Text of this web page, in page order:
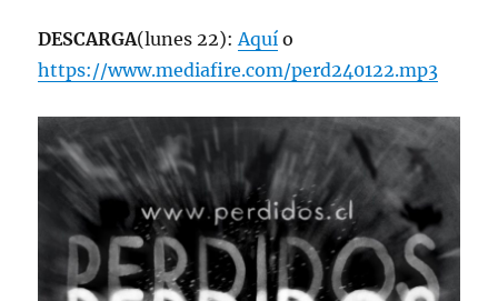
DESCARGA(lunes 22):Aquí o
https://www.mediafire.com/perd240122.mp3